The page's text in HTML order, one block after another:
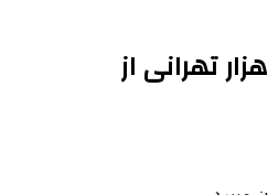
آغاز سفر بیش از ۸۰۰ هزار تهرانی از